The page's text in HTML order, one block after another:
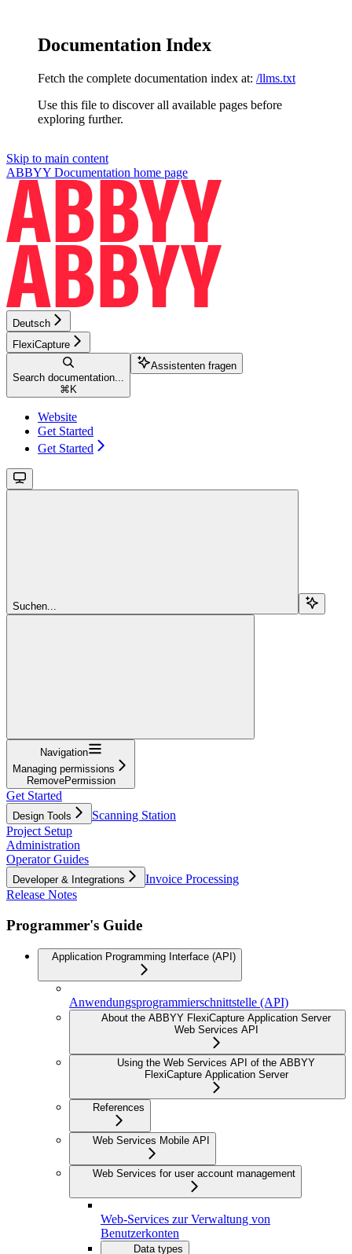
Documentation Index
Fetch the complete documentation index at: /llms.txt
Use this file to discover all available pages before
exploring further.
Skip to main content
ABBYY Documentation home page
Deutsch
FlexiCapture
Search documentation...
⌘ K
Assistenten fragen
Website
Get Started
Get Started
Suchen...
Navigation
Managing permissions
RemovePermission
Get Started
Design Tools
Scanning Station
Project Setup
Administration
Operator Guides
Developer & Integrations
Invoice Processing
Release Notes
Programmer's Guide
Application Programming Interface (API)
Anwendungsprogrammierschnittstelle (API)
About the ABBYY FlexiCapture Application Server
Web Services API
Using the Web Services API of the ABBYY
FlexiCapture Application Server
References
Web Services Mobile API
Web Services for user account management
Web-Services zur Verwaltung von
Benutzerkonten
Data types